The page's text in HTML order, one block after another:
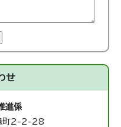
せ
進係
町2-2-28